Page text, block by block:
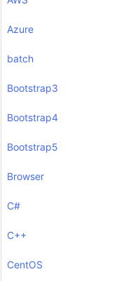
Azure
batch
Bootstrap3
Bootstrap4
Bootstrap5
Browser
C#
C++
CentOS